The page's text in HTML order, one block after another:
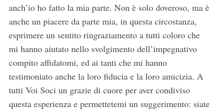
anch’io ho fatto la mia parte. Non è solo doveroso, ma è
anche un piacere da parte mia, in questa circostanza,
esprimere un sentito ringraziamento a tutti coloro che
mi hanno aiutato nello svolgimento dell’impegnativo
compito affidatomi, ed ai tanti che mi hanno
testimoniato anche la loro fiducia e la loro amicizia. A
tutti Voi Soci un grazie di cuore per aver condiviso
questa esperienza e permettetemi un suggerimento: siate